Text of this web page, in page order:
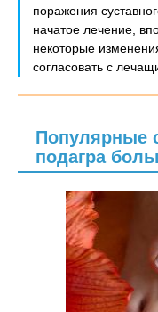
поражения
начатое лечение,
некоторые
согласовать с
Популярные
подагра